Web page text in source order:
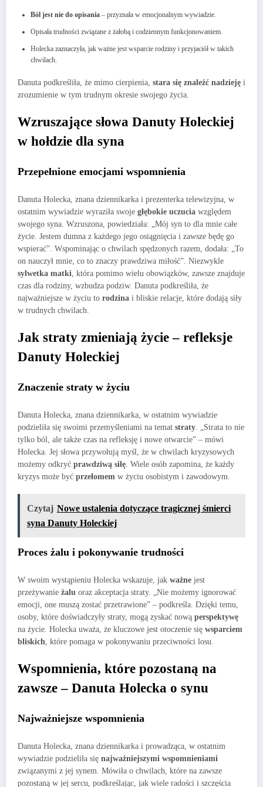
Ból jest nie do opisania – przyznała w emocjonalnym wywiadzie.
Opisała trudności związane z żałobą i codziennym funkcjonowaniem.
Holecka zaznaczyła, jak ważne jest wsparcie rodziny i przyjaciół w takich
chwilach.
Danuta podkreśliła, że mimo cierpienia, stara się znaleźć nadzieję i
zrozumienie w tym trudnym okresie swojego życia.
Wzruszające słowa Danuty Holeckiej
w hołdzie dla syna
Przepełnione emocjami wspomnienia
Danuta Holecka, znana dziennikarka i prezenterka telewizyjna, w
ostatnim wywiadzie wyraziła swoje głębokie uczucia względem
swojego syna. Wzruszona, powiedziała: „Mój syn to dla mnie całe
życie. Jestem dumna z każdego jego osiągnięcia i zawsze będę go
wspierać”. Wspominając o chwilach spędzonych razem, dodała: „To
on nauczył mnie, co to znaczy prawdziwa miłość”. Niezwykle
sylwetka matki , która pomimo wielu obowiązków, zawsze znajduje
czas dla rodziny, wzbudza podziw. Danuta podkreśliła, że
najważniejsze w życiu to rodzina i bliskie relacje, które dodają siły
w trudnych chwilach.
Jak straty zmieniają życie – refleksje
Danuty Holeckiej
Znaczenie straty w życiu
Danuta Holecka, znana dziennikarka, w ostatnim wywiadzie
podzieliła się swoimi przemyśleniami na temat straty . „Strata to nie
tylko ból, ale także czas na refleksję i nowe otwarcie” – mówi
Holecka. Jej słowa przywołują myśl, że w chwilach kryzysowych
możemy odkryć prawdziwą siłę . Wiele osób zapomina, że każdy
kryzys może być przełomem w życiu osobistym i zawodowym.
Czytaj Nowe ustalenia dotyczące tragicznej śmierci
syna Danuty Holeckiej
Proces żalu i pokonywanie trudności
W swoim wystąpieniu Holecka wskazuje, jak ważne jest
przeżywanie żalu oraz akceptacja straty. „Nie możemy ignorować
emocji, one muszą zostać przetrawione” – podkreśla. Dzięki temu,
osoby, które doświadczyły straty, mogą zyskać nową perspektywę
na życie. Holecka uważa, że kluczowe jest otoczenie się wsparciem
bliskich , które pomaga w pokonywaniu przeciwności losu.
Wspomnienia, które pozostaną na
zawsze – Danuta Holecka o synu
Najważniejsze wspomnienia
Danuta Holecka, znana dziennikarka i prowadząca, w ostatnim
wywiadzie podzieliła się najważniejszymi wspomnieniami
związanymi z jej synem. Mówiła o chwilach, które na zawsze
pozostaną w jej sercu, podkreślając, jak wiele radości i szczęścia